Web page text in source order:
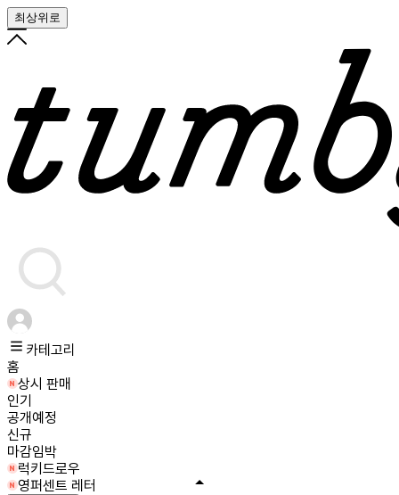
최상위로
카테고리
홈
상시 판매
인기
공개예정
신규
마감임박
럭키드로우
영퍼센트 레터